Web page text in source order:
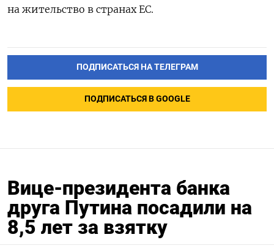
на жительство в странах ЕС.
ПОДПИСАТЬСЯ НА ТЕЛЕГРАМ
ПОДПИСАТЬСЯ В GOOGLE
Вице-президента банка
друга Путина посадили на
8,5 лет за взятку